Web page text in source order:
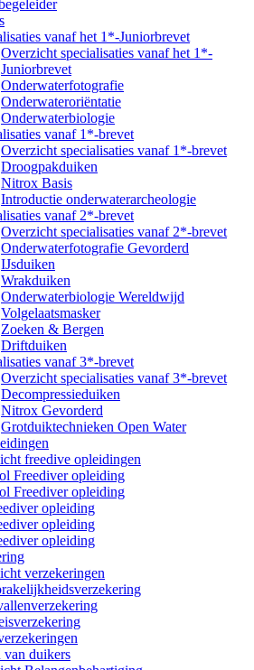
vanaf het 1*-Juniorbrevet
Overzicht specialisaties vanaf het 1*-
Juniorbrevet
Onderwaterfotografie
Onderwateroriëntatie
Onderwaterbiologie
vanaf 1*-brevet
Overzicht specialisaties vanaf 1*-brevet
Droogpakduiken
Nitrox Basis
Introductie onderwaterarcheologie
vanaf 2*-brevet
Overzicht specialisaties vanaf 2*-brevet
Onderwaterfotografie Gevorderd
IJsduiken
Wrakduiken
Onderwaterbiologie Wereldwijd
Volgelaatsmasker
Zoeken & Bergen
Driftduiken
vanaf 3*-brevet
Overzicht specialisaties vanaf 3*-brevet
Decompressieduiken
Nitrox Gevorderd
Grotduiktechnieken Open Water
freedive opleidingen
Freediver opleiding
Freediver opleiding
opleiding
opleiding
opleiding
verzekeringen
van duikers